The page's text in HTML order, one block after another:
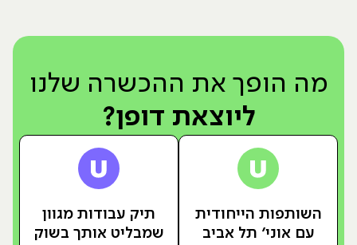
מה הופך את ההכשרה שלנו
ליוצאת דופן?
השותפות הייחודית
עם אוני׳ תל אביב
תיק עבודות מגוון
שמבליט אותך בשוק